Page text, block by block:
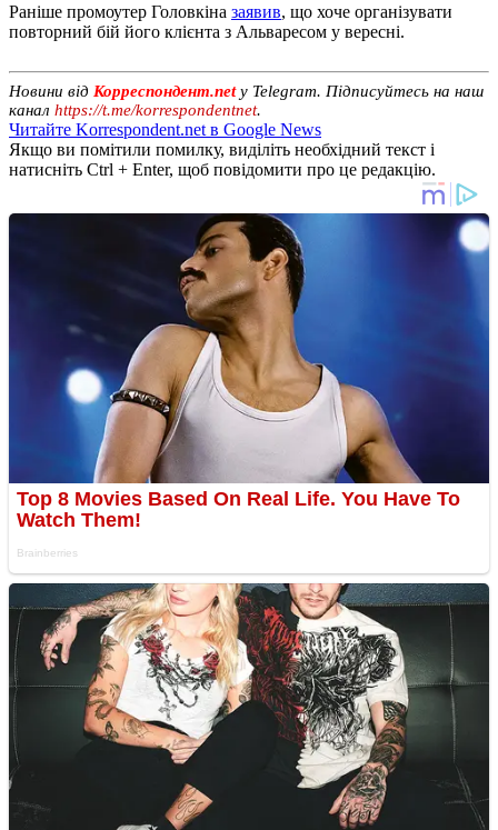
Раніше промоутер Головкіна заявив, що хоче організувати
повторний бій його клієнта з Альваресом у вересні.
Новини від Корреспондент.netу Telegram. Підписуйтесь на наш
канал https://t.me/korrespondentnet.
Читайте Korrespondent.net в Google News
Якщо ви помітили помилку, виділіть необхідний текст і
натисніть Ctrl + Enter, щоб повідомити про це редакцію.